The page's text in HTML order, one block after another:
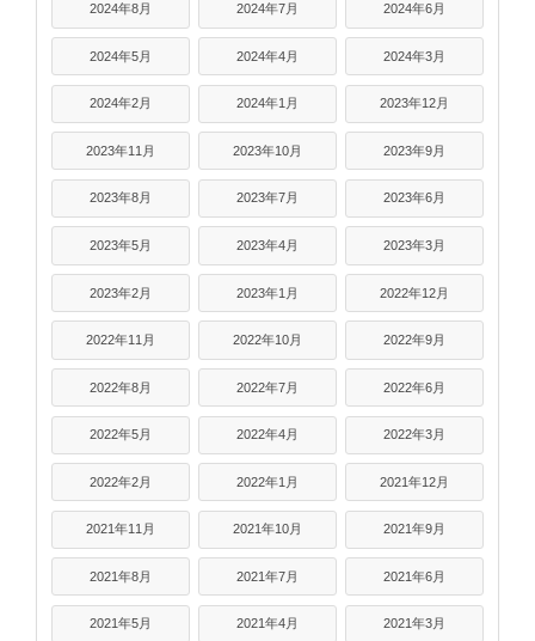
2024年8月 2024年7月 2024年6月
2024年5月 2024年4月 2024年3月
2024年2月 2024年1月 2023年12月
2023年11月 2023年10月 2023年9月
2023年8月 2023年7月 2023年6月
2023年5月 2023年4月 2023年3月
2023年2月 2023年1月 2022年12月
2022年11月 2022年10月 2022年9月
2022年8月 2022年7月 2022年6月
2022年5月 2022年4月 2022年3月
2022年2月 2022年1月 2021年12月
2021年11月 2021年10月 2021年9月
2021年8月 2021年7月 2021年6月
2021年5月 2021年4月 2021年3月